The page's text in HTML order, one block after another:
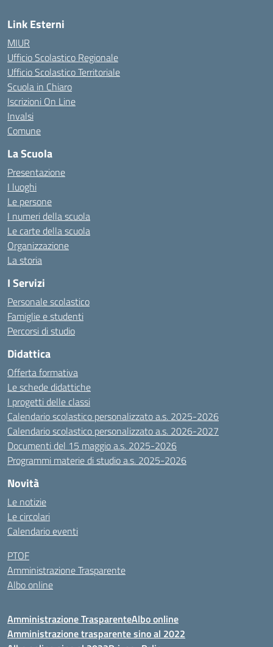
Link Esterni
MIUR
Ufficio Scolastico Regionale
Ufficio Scolastico Territoriale
Scuola in Chiaro
Iscrizioni On Line
Invalsi
Comune
La Scuola
Presentazione
I luoghi
Le persone
I numeri della scuola
Le carte della scuola
Organizzazione
La storia
I Servizi
Personale scolastico
Famiglie e studenti
Percorsi di studio
Didattica
Offerta formativa
Le schede didattiche
I progetti delle classi
Calendario scolastico personalizzato a.s. 2025-2026
Calendario scolastico personalizzato a.s. 2026-2027
Documenti del 15 maggio a.s. 2025-2026
Programmi materie di studio a.s. 2025-2026
Novità
Le notizie
Le circolari
Calendario eventi
PTOF
Amministrazione Trasparente
Albo online
Amministrazione TrasparenteAlbo online
Amministrazione trasparente sino al 2022